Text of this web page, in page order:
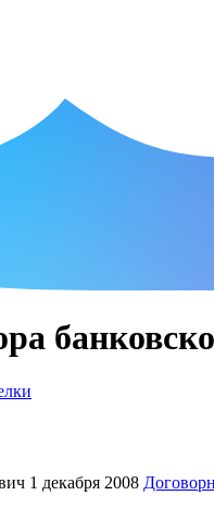
1 декабря 2008